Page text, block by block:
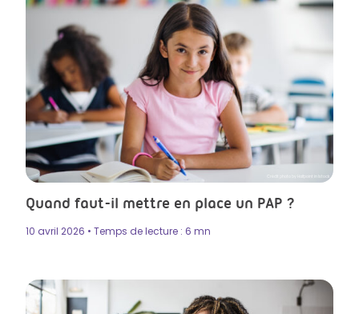
Crédit photo by Halfpoint in Istock
Quand faut-il mettre en place un PAP ?
10 avril 2026 • Temps de lecture : 6 mn